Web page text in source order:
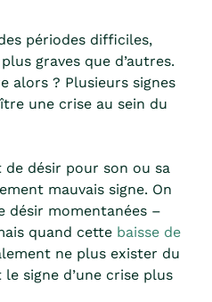
périodes difficiles,
graves que d’autres.
alors ? Plusieurs signes
une crise au sein du
désir pour son ou sa
mauvais signe. On
désir momentanées –
quand cette baisse de
ne plus exister du
signe d’une crise plus